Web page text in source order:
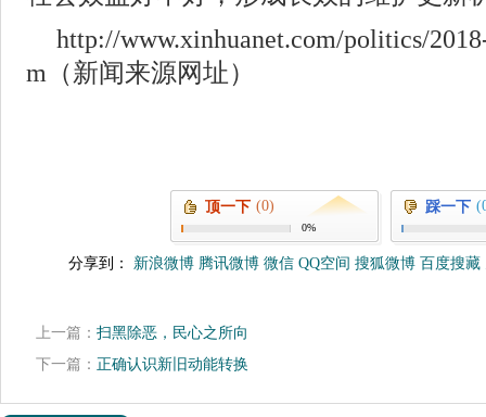
http://www.xinhuanet.com/politics/
m（新闻来源网址）
顶一下 (0)
0%
踩一下
分享到： 新浪微博 腾讯微博 微信 QQ空间 搜狐微博 百度搜藏
上一篇： 扫黑除恶，民心之所向
下一篇： 正确认识新旧动能转换